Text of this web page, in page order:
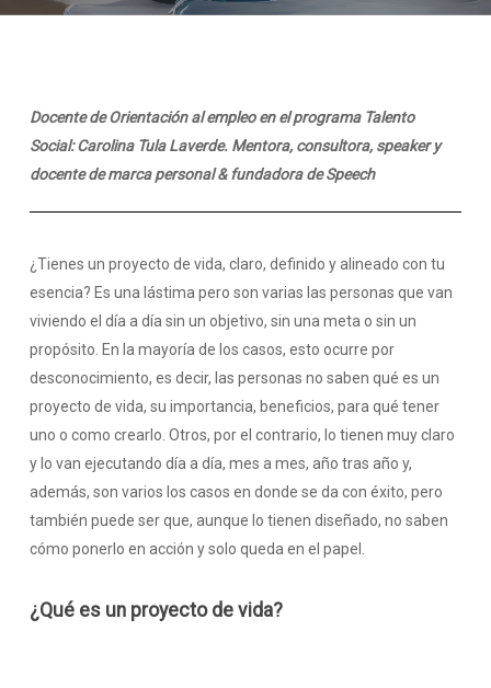
Docente de Orientación al empleo en el programa Talento
Social: Carolina Tula Laverde. Mentora, consultora, speaker y
docente de marca personal & fundadora de Speech
¿Tienes un proyecto de vida, claro, definido y alineado con tu
esencia? Es una lástima pero son varias las personas que van
viviendo el día a día sin un objetivo, sin una meta o sin un
propósito. En la mayoría de los casos, esto ocurre por
desconocimiento, es decir, las personas no saben qué es un
proyecto de vida, su importancia, beneficios, para qué tener
uno o como crearlo. Otros, por el contrario, lo tienen muy claro
y lo van ejecutando día a día, mes a mes, año tras año y,
además, son varios los casos en donde se da con éxito, pero
también puede ser que, aunque lo tienen diseñado, no saben
cómo ponerlo en acción y solo queda en el papel.
¿Qué es un proyecto de vida?